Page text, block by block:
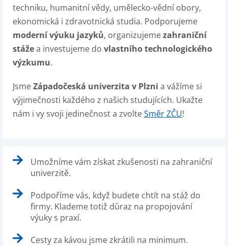
techniku, humanitní vědy, umělecko-vědní obory,
ekonomická i zdravotnická studia. Podporujeme
moderní výuku jazyků, organizujemezahraniční
stážea investujeme do vlastního technologického
výzkumu.
JsmeZápadočeská univerzita v Plzni a vážíme si
výjimečnosti každého z našich studujících. Ukažte
nám i vy svoji jedinečnost a zvolteSměr ZČU!
Umožníme vám získat zkušenosti na zahraniční
univerzitě.
Podpoříme vás, když budete chtít na stáž do
firmy. Klademe totiž důraz na propojování
výuky s praxí.
Cesty za kávou jsme zkrátili na minimum.